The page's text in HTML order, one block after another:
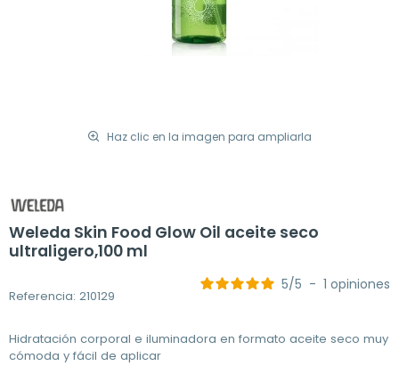
Haz clic en la imagen para ampliarla
Weleda Skin Food Glow Oil aceite seco
ultraligero,100 ml
Referencia: 210129
5/5 - 1 opiniones
Hidratación corporal e iluminadora en formato aceite seco muy
cómoda y fácil de aplicar